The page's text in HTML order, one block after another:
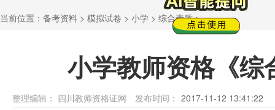
当前位置： 备考资料 > 模拟试卷 > 小学 > 综合素质>
小学教师资格《
整理编辑： 四川教师资格证网 发布时间： 2017-11-12 13:41:22